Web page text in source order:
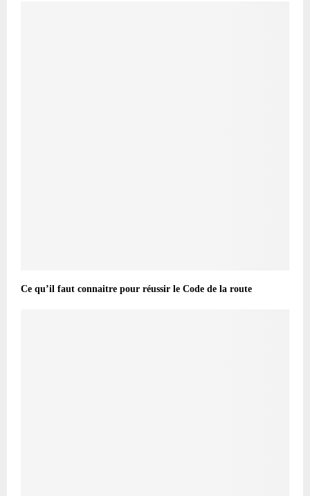
Ce qu’il faut connaitre pour réussir le Code de la route